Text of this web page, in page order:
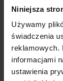
Niniejsza
Używamy
świadczenia
reklamowych.
informacjami
ustawienia
Premium
Krótka
4.9 (38)
499,90 zł
599,90 zł-